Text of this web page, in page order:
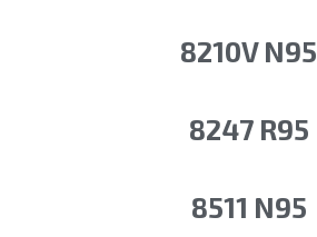
8210V N95
8247 R95
8511 N95